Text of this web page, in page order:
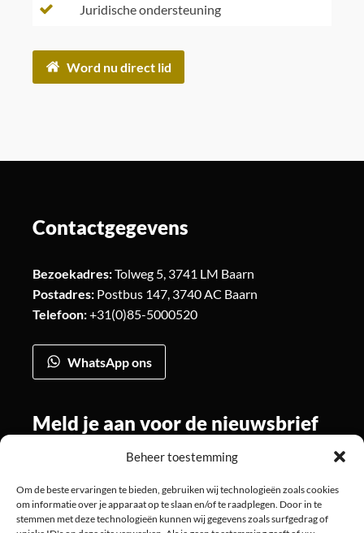
Beheer toestemming
Om de beste ervaringen te bieden, gebruiken wij technologieën zoals cookies
om informatie over je apparaat op te slaan en/of te raadplegen. Door in te
stemmen met deze technologieën kunnen wij gegevens zoals surfgedrag of
Juridische ondersteuning
Word nu direct lid
Contactgegevens
Bezoekadres:Tolweg 5, 3741 LM Baarn
Postadres: Postbus 147, 3740 AC Baarn
Telefoon:+31(0)85-5000520
WhatsApp ons
Meld je aan voor de nieuwsbrief
Volg ons